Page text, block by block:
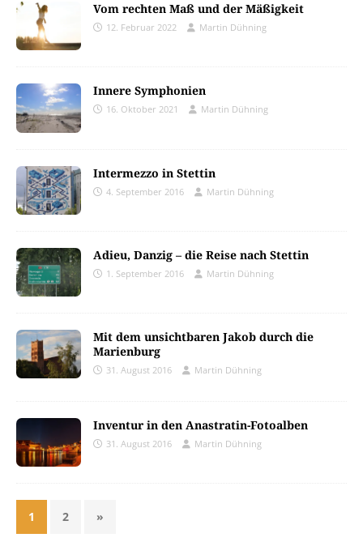
Vom rechten Maß und der Mäßigkeit
12. Februar 2022 Martin Dühning
Innere Symphonien
16. Oktober 2021 Martin Dühning
Intermezzo in Stettin
4. September 2016 Martin Dühning
Adieu, Danzig – die Reise nach Stettin
1. September 2016 Martin Dühning
Mit dem unsichtbaren Jakob durch die
Marienburg
31. August 2016 Martin Dühning
Inventur in den Anastratin-Fotoalben
31. August 2016 Martin Dühning
1 2 »